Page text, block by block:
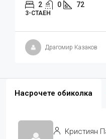
2 0 72
3-СТАЕН
Драгомир Казаков
Насрочете обиколка
Кристиян